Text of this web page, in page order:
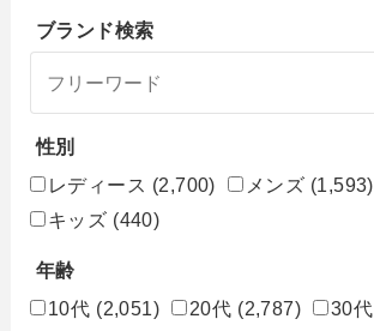
ブランド検索
性別
レディース (2,700) メンズ (1,593)
キッズ (440)
年齢
10代 (2,051) 20代 (2,787) 30代